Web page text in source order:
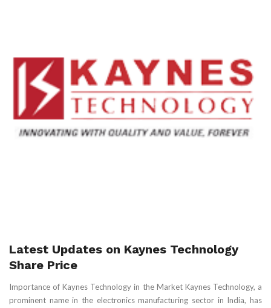
Latest Updates on Kaynes Technology
Share Price
Importance of Kaynes Technology in the Market Kaynes Technology, a
prominent name in the electronics manufacturing sector in India, has